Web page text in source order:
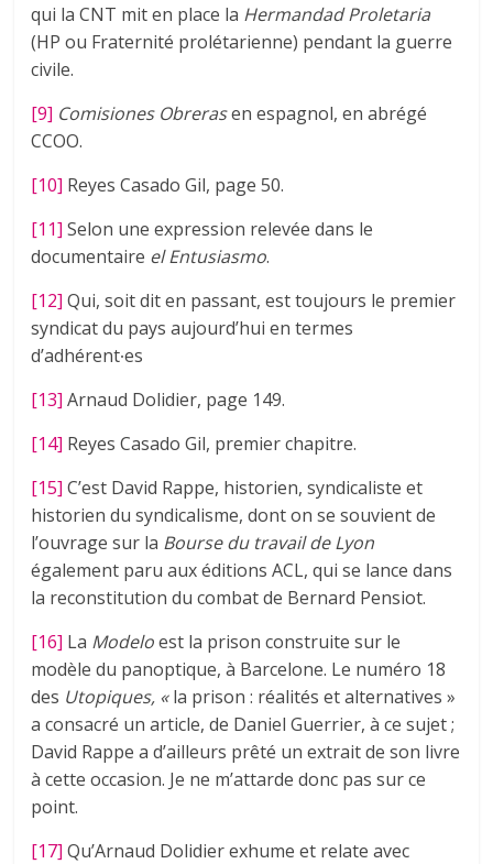
qui la CNT mit en place la Hermandad Proletaria
(HP ou Fraternité prolétarienne) pendant la guerre
civile.
[9] Comisiones Obrerasen espagnol, en abrégé
CCOO.
[10] Reyes Casado Gil, page 50.
[11] Selon une expression relevée dans le
documentaire el Entusiasmo.
[12] Qui, soit dit en passant, est toujours le premier
syndicat du pays aujourd’hui en termes
d’adhérent∙es
[13] Arnaud Dolidier, page 149.
[14] Reyes Casado Gil, premier chapitre.
[15] C’est David Rappe, historien, syndicaliste et
historien du syndicalisme, dont on se souvient de
l’ouvrage sur la Bourse du travail de Lyon
également paru aux éditions ACL, qui se lance dans
la reconstitution du combat de Bernard Pensiot.
[16] La Modeloest la prison construite sur le
modèle du panoptique, à Barcelone. Le numéro 18
des Utopiques, «la prison : réalités et alternatives »
a consacré un article, de Daniel Guerrier, à ce sujet ;
David Rappe a d’ailleurs prêté un extrait de son livre
à cette occasion. Je ne m’attarde donc pas sur ce
point.
[17] Qu’Arnaud Dolidier exhume et relate avec